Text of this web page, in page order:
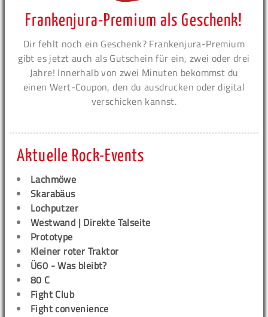
Frankenjura-Premium als Geschenk!
Dir fehlt noch ein Geschenk? Frankenjura-Premium
gibt es jetzt auch als Gutschein für ein, zwei oder drei
Jahre! Innerhalb von zwei Minuten bekommst du
einen Wert-Coupon, den du ausdrucken oder digital
verschicken kannst.
Aktuelle Rock-Events
Lachmöwe
Skarabäus
Lochputzer
Westwand | Direkte Talseite
Prototype
Kleiner roter Traktor
Ü60 - Was bleibt?
80 C
Fight Club
Fight convenience